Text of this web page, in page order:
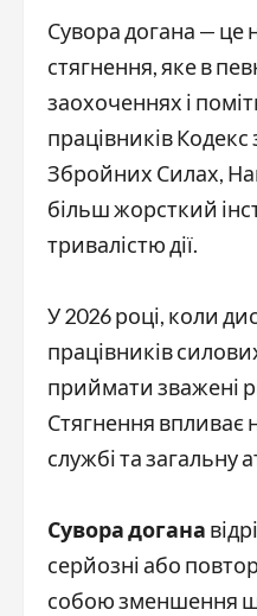
Сувора догана — це
стягнення, яке в
заохоченнях і
працівників
Збройних Силах,
більш жорсткий
тривалістю дії.
У 2026 році, коли
працівників
приймати зважені
Стягнення впливає
службі та загальну
Сувора догана
серйозні або
собою зменшення